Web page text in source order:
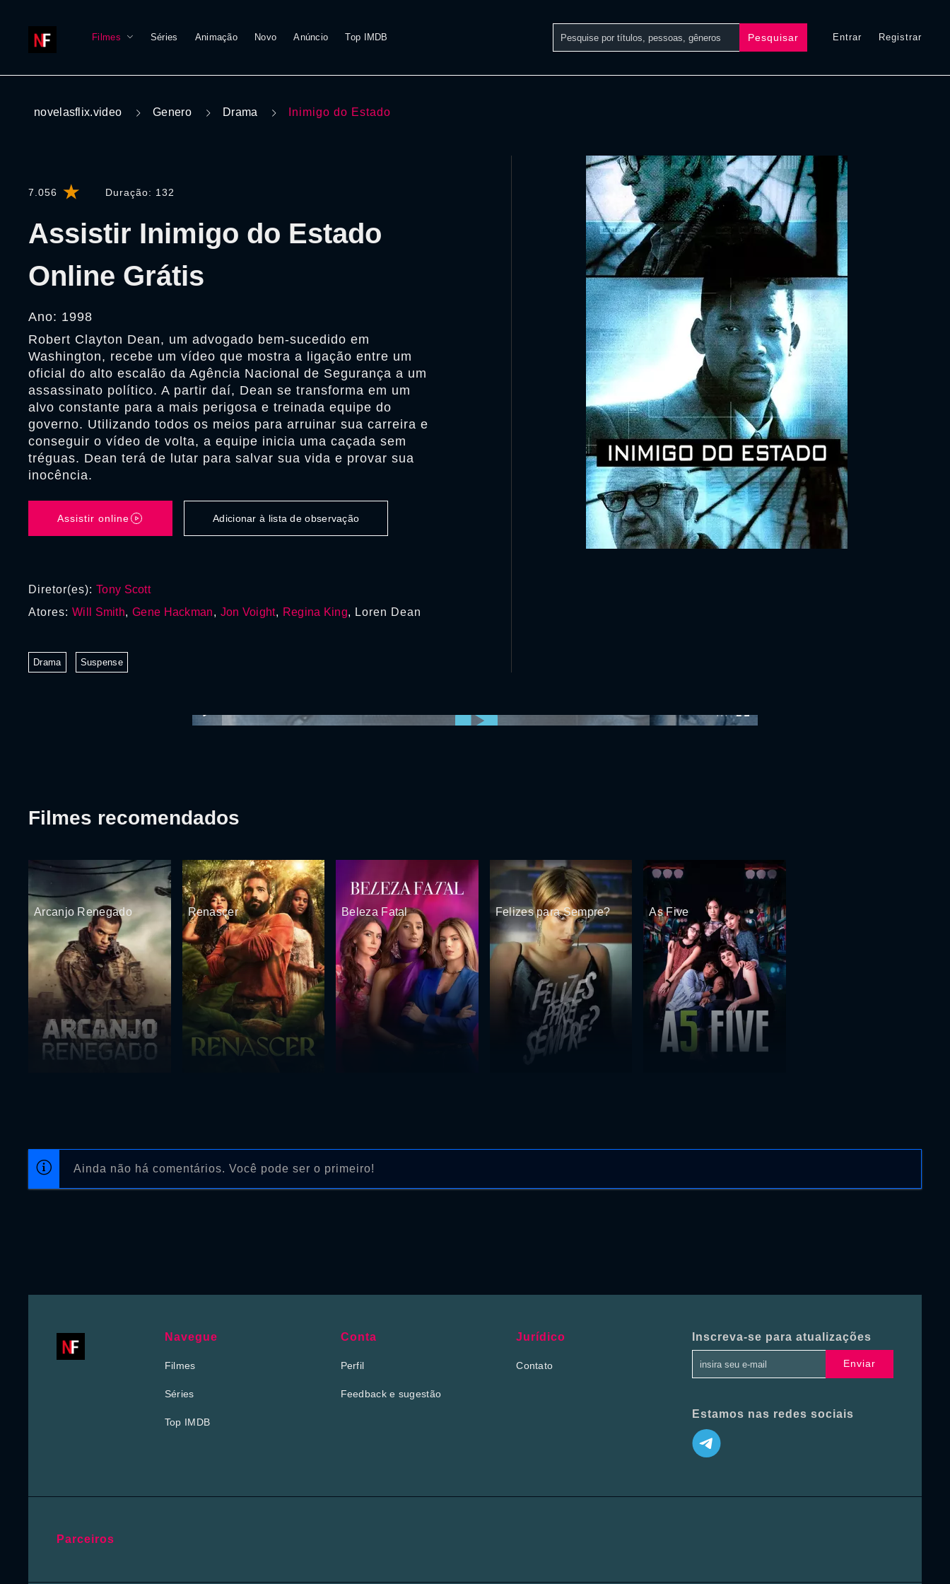
Filmes Séries Animação Novo Anúncio Top IMDB Pesquisar Entrar Registrar
novelasflix.video Genero Drama Inimigo do Estado
7.056 Duração: 132
Assistir Inimigo do Estado
Online Grátis
Ano: 1998
Robert Clayton Dean, um advogado bem-sucedido em
Washington, recebe um vídeo que mostra a ligação entre um
oficial do alto escalão da Agência Nacional de Segurança a um
assassinato político. A partir daí, Dean se transforma em um
alvo constante para a mais perigosa e treinada equipe do
governo. Utilizando todos os meios para arruinar sua carreira e
conseguir o vídeo de volta, a equipe inicia uma caçada sem
tréguas. Dean terá de lutar para salvar sua vida e provar sua
inocência.
Assistir online Adicionar à lista de observação
Diretor(es): Tony Scott
Atores: Will Smith, Gene Hackman, Jon Voight, Regina King, Loren Dean
Drama Suspense
Ainda não há comentários. Você pode ser o primeiro!
Filmes recomendados
Arcanjo Renegado Renascer Beleza Fatal Felizes para Sempre? As Five
Navegue
Filmes
Séries
Top IMDB
Conta
Perfil
Feedback e sugestão
Jurídico
Contato
Inscreva-se para atualizações
Enviar
Estamos nas redes sociais
Parceiros